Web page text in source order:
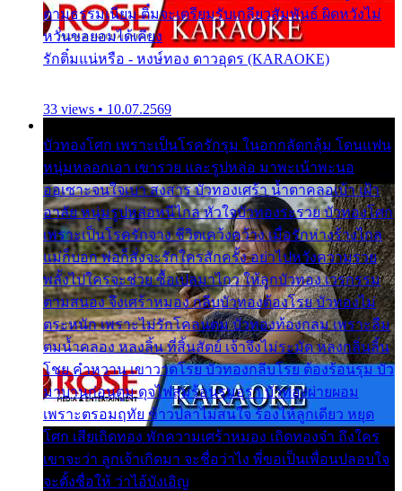
ตามธรรมเนียม ติ๋มจะเตรียมรับเกลียวสัมพันธ์ ผิดหวังไม่
หวั่นขอยอมได้เคียง
รักติ๋มแน่หรือ - หงษ์ทอง ดาวอุดร (KARAOKE)
33 views • 10.07.2569
บัวทองโศก เพราะเป็นโรครักรุม ในอกกลัดกลุ้ม โดนแฟน
หนุ่มหลอกเอา เขารวย และรูปหล่อ มาพะเน้าพะนอ
ออเซาะจนใจเบา สงสาร บัวทองเศร้า น้ำตาคลอเบ้า เฝ้า
อาลัย หนุ่มรูปหล่อหนีไกล หัวใจบัวทองระรวย บัวทองโศก
เพราะเป็นโรครักจาง ชีวิตเคว้งคว้าง เมื่อรักห่างร้างไกล
แม่ก็บอก พ่อก็สั่งจะรักใครสักครั้ง อย่าไปหวังความรวย
พลั้งไปใครจะช่วย ซื้อเปลมาไกว ให้ลูกบัวทอง เวรกรรม
ตามสนอง จึงเศร้าหมอง กลีบบัวทองต้องโรย บัวทองไม่
ตระหนัก เพราะไม่รักโคลนตม บัวทองท้องกลม เพราะลืม
ตมน้ำคลอง หลงลิ้น ที่สิ้นสัตย์ เจ้าจึงไม่ระมัด หลงกลิ่นลิ้น
โชย คำหวาน เขาวาดโรย บัวทองกลีบโรย ต้องร้อนรุม บัว
มาบานก่อนตูม ดุจไฟสุมร้อนรุมอุรา บัวทองผ่ายผอม
เพราะตรอมฤทัย ข้าวปลาไม่สนใจ ร้องไห้ลูกเดียว หยุด
โศก เสียเถิดทอง พักความเศร้าหมอง เถิดทองจ๋า ถึงใคร
เขาจะว่า ลูกเจ้าเกิดมา จะชื่อว่าไง พี่ขอเป็นเพื่อนปลอบใจ
จะตั้งชื่อให้ ว่าไอ้บังเอิญ